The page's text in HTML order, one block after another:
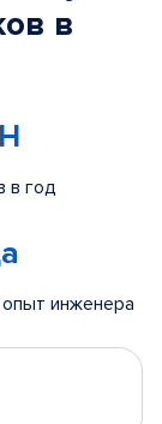
в
в год
инженера